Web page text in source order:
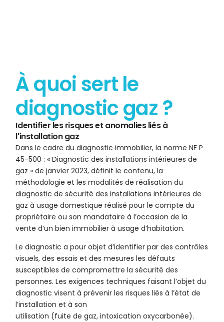
À quoi sert le
diagnostic gaz ?
Identifier les risques et anomalies liés à
l'installation gaz
Dans le cadre du diagnostic immobilier, la norme NF P
45-500 : « Diagnostic des installations intérieures de
gaz » de janvier 2023, définit le contenu, la
méthodologie et les modalités de réalisation du
diagnostic de sécurité des installations intérieures de
gaz à usage domestique réalisé pour le compte du
propriétaire ou son mandataire à l’occasion de la
vente d’un bien immobilier à usage d’habitation.
Le diagnostic a pour objet d’identifier par des contrôles
visuels, des essais et des mesures les défauts
susceptibles de compromettre la sécurité des
personnes. Les exigences techniques faisant l’objet du
diagnostic visent à prévenir les risques liés à l’état de
l’installation et à son
utilisation (fuite de gaz, intoxication oxycarbonée).